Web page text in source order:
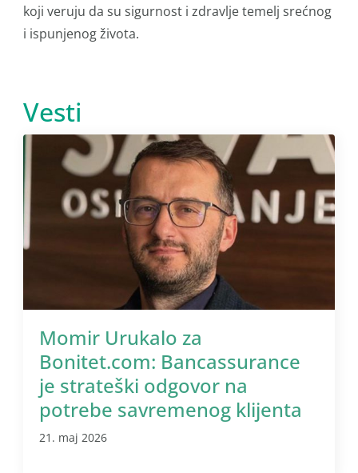
koji veruju da su sigurnost i zdravlje temelj srećnog
i ispunjenog života.
Vesti
Momir Urukalo za
Bonitet.com: Bancassurance
je strateški odgovor na
potrebe savremenog klijenta
21. maj 2026